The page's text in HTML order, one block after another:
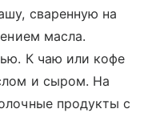
сваренную на
масла.
К чаю или кофе
и сыром. На
продукты с